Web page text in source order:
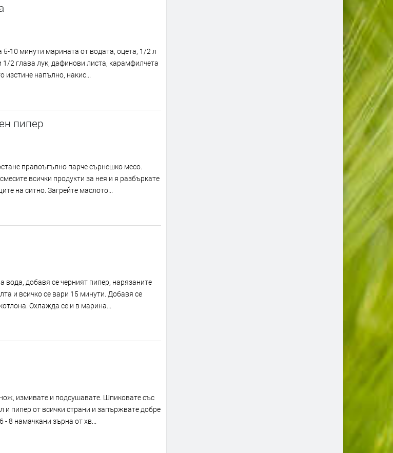
5-10 минути марината от водата, оцета, 1/2 л
2 глава лук, дафинови листа, карамфилчета
изстине напълно, накис...
пипер
правоъгълно парче сърнешко месо.
всички продукти за нея и я разбъркате
на ситно. Загрейте маслото...
вода, добавя се черният пипер, нарязаните
и всичко се вари 15 минути. Добавя се
Охлажда се и в марина...
измивате и подсушавате. Шпиковате със
и пипер от всички страни и запържвате добре
- 8 намачкани зърна от хв...